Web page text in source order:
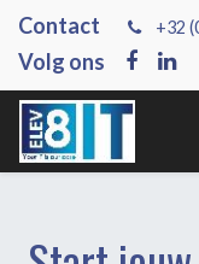
Contact +32
Volg ons